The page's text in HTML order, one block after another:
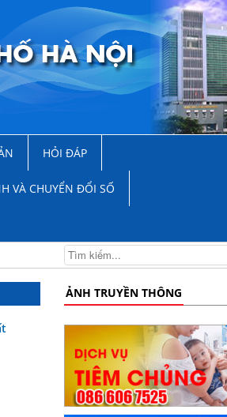
HỎI ĐÁP
VÀ CHUYỂN ĐỔI SỐ
ẢNH TRUYỀN THÔNG